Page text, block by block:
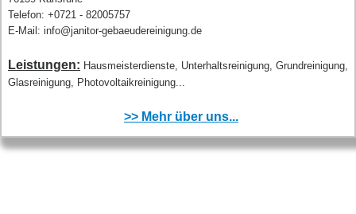
Telefon: +0721 - 82005757
E-Mail: info@janitor-gebaeudereinigung.de
Leistungen: Hausmeisterdienste, Unterhaltsreinigung, Grundreinigung,
Glasreinigung, Photovoltaikreinigung...
>> Mehr über uns...